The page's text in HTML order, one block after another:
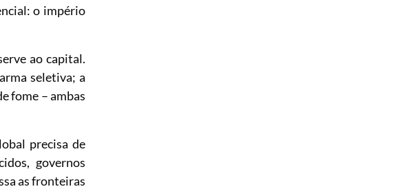
o império
ao capital.
seletiva; a
fome – ambas
precisa de
governos
as fronteiras